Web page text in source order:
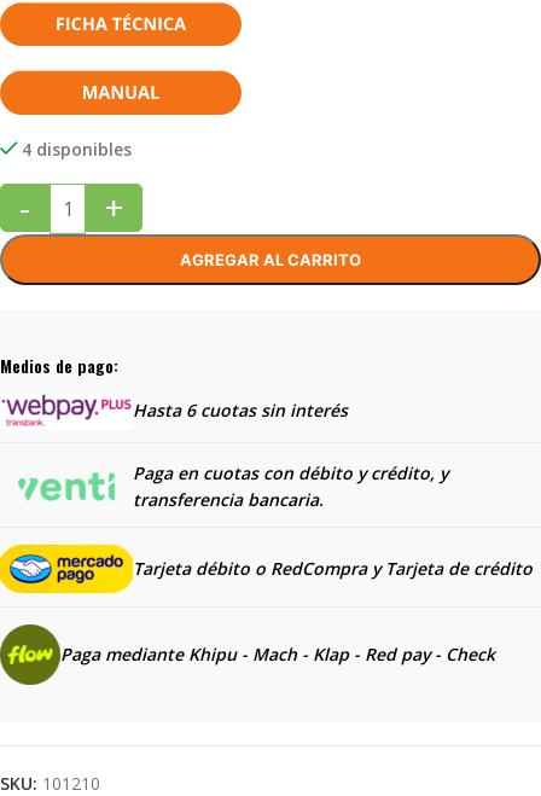
4 disponibles
- +
AGREGAR AL CARRITO
Medios de pago:
Hasta 6 cuotas sin interés
Paga en cuotas con débito y crédito, y
transferencia bancaria.
Tarjeta débito o RedCompra y Tarjeta de crédito
Paga mediante Khipu - Mach - Klap - Red pay - Check
SKU: 101210